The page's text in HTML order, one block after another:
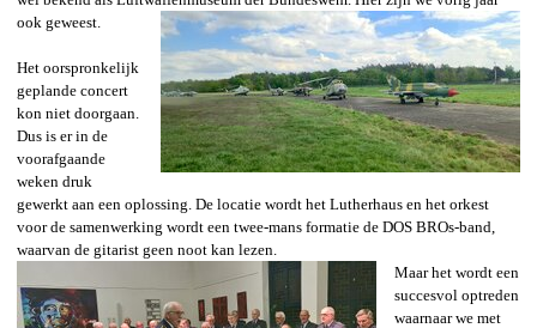
ook geweest.
Het oorspronkelijk
geplande concert
kon niet doorgaan.
Dus is er in de
voorafgaande
weken druk
gewerkt aan een oplossing. De locatie wordt het Lutherhaus en het orkest
voor de samenwerking wordt een twee-mans formatie de DOS BROs-band,
waarvan de gitarist geen noot kan lezen.
Maar het wordt een
succesvol optreden
waarnaar we met